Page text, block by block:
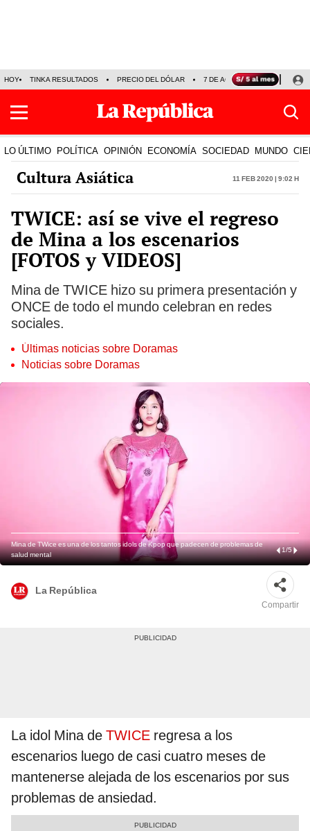
HOY TINKA RESULTADOS PRECIO DEL DÓLAR 7 DE AGOSTO OLLANTA
LO ÚLTIMO POLÍTICA OPINIÓN ECONOMÍA SOCIEDAD MUNDO
Cultura Asiática 11 Feb 2020 | 9:02 h
TWICE: así se vive el regreso
de Mina a los escenarios
[FOTOS y VIDEOS]
Mina de TWICE hizo su primera presentación y
ONCE de todo el mundo celebran en redes
sociales.
Últimas noticias sobre Doramas
Noticias sobre Doramas
Mina de TWice es una de los tantos idols de Kpop que padecen de problemas de
salud mental
1/5
La República
Compartir
La idol Mina de TWICE regresa a los
escenarios luego de casi cuatro meses de
mantenerse alejada de los escenarios por sus
problemas de ansiedad.